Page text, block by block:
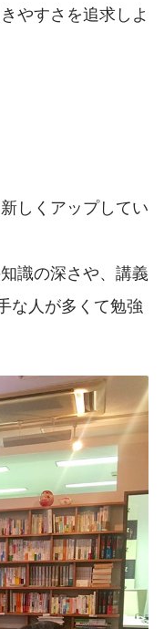
やすさを追求しよ
しくアップしてい
識の深さや、講義
な人が多くて勉強